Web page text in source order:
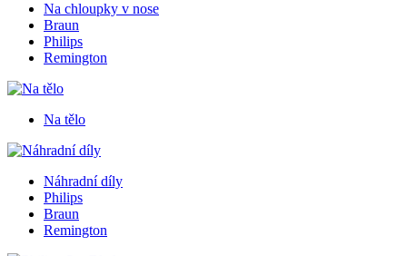
Na chloupky v nose
Braun
Philips
Remington
Na tělo
Náhradní díly
Philips
Braun
Remington